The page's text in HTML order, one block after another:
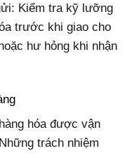
Kiểm tra kỹ lưỡng
trước khi giao cho
hư hỏng khi nhận
hóa được vận
trách nhiệm